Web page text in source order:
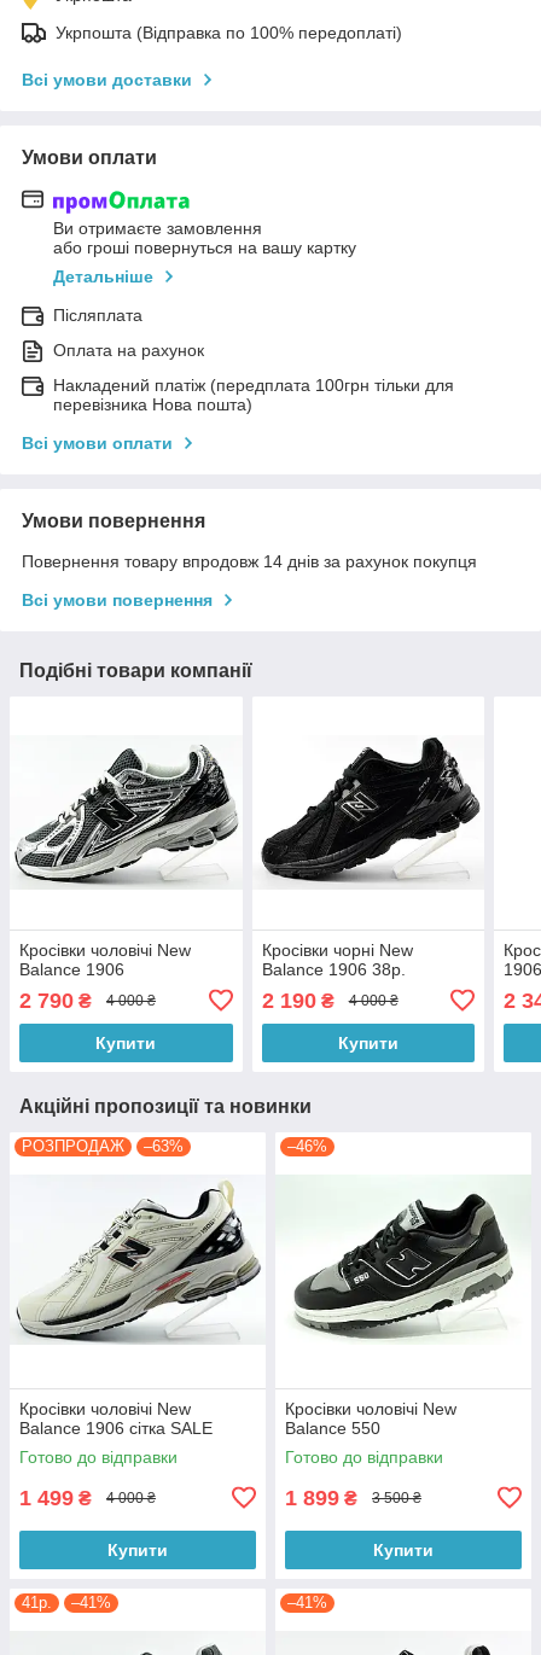
Укрпошта (Відправка по 100% передоплаті)
Всі умови доставки
Умови оплати
Ви отримаєте замовлення
або гроші повернуться на вашу картку
Детальніше
Післяплата
Оплата на рахунок
Накладений платіж (передплата 100грн тільки для
перевізника Нова пошта)
Всі умови оплати
Умови повернення
Повернення товару впродовж 14 днів за рахунок покупця
Всі умови повернення
Подібні товари компанії
Кросівки чоловічі New
Balance 1906
2 790 ₴ 4 000 ₴
Купити
Кросівки чорні New
Balance 1906 38р.
2 190₴ 4 000 ₴
Купити
2
Акційні пропозиції та новинки
РОЗПРОДАЖ –63%
Кросівки чоловічі New
Balance 1906 сітка SALE
Готово до відправки
1 499 ₴ 4 000 ₴
Купити
–46%
Кросівки чоловічі New
Balance 550
Готово до відправки
1 899 ₴ 3 500 ₴
Купити
41р. –41% –41%